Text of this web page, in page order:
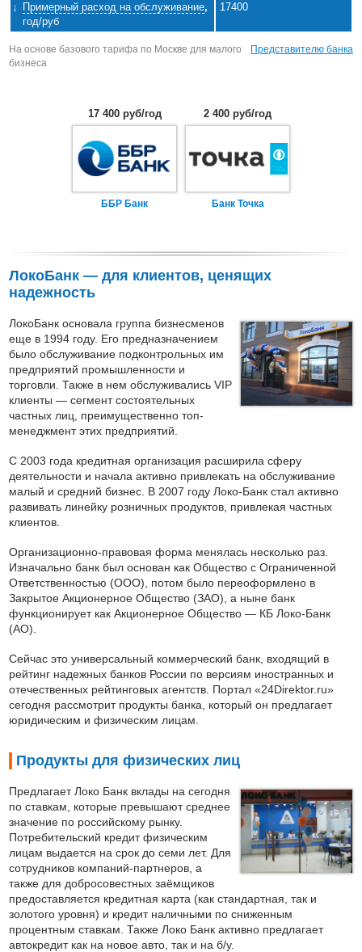
Примерный расход на обслуживание,
год/руб
17400
На основе базового тарифа по Москве для малого
бизнеса
Представителю банка
17 400 руб/год
ББР Банк
2 400 руб/год
Банк Точка
ЛокоБанк — для клиентов, ценящих
надежность
ЛокоБанк основала группа бизнесменов
еще в 1994 году. Его предназначением
было обслуживание подконтрольных им
предприятий промышленности и
торговли. Также в нем обслуживались VIP
клиенты — сегмент состоятельных
частных лиц, преимущественно топ-
менеджмент этих предприятий.
С 2003 года кредитная организация расширила сферу
деятельности и начала активно привлекать на обслуживание
малый и средний бизнес. В 2007 году Локо-Банк стал активно
развивать линейку розничных продуктов, привлекая частных
клиентов.
Организационно-правовая форма менялась несколько раз.
Изначально банк был основан как Общество с Ограниченной
Ответственностью (ООО), потом было переоформлено в
Закрытое Акционерное Общество (ЗАО), а ныне банк
функционирует как Акционерное Общество — КБ Локо-Банк
(АО).
Сейчас это универсальный коммерческий банк, входящий в
рейтинг надежных банков России по версиям иностранных и
отечественных рейтинговых агентств. Портал «24Direktor.ru»
сегодня рассмотрит продукты банка, который он предлагает
юридическим и физическим лицам.
Продукты для физических лиц
Предлагает Локо Банк вклады на сегодня
по ставкам, которые превышают среднее
значение по российскому рынку.
Потребительский кредит физическим
лицам выдается на срок до семи лет. Для
сотрудников компаний-партнеров, а
также для добросовестных заёмщиков
предоставляется кредитная карта (как стандартная, так и
золотого уровня) и кредит наличными по сниженным
процентным ставкам. Также Локо Банк активно предлагает
автокредит как на новое авто, так и на б/у.